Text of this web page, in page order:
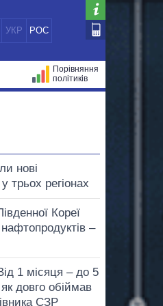
УКР РОС
Порівняння
політиків
нові
трьох регіонах
Кореї
–
1 місяця – до 5
як довго обіймав
СЗР